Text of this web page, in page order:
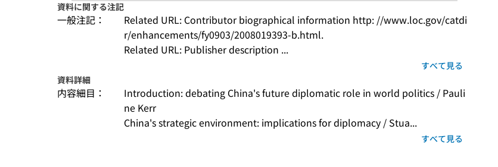
資料に関する注記
一般注記：
Related URL: Contributor biographical information http: //www.loc.gov/catdi
r/enhancements/fy0903/2008019393-b.html.
Related URL: Publisher description ...
すべて見る
資料詳細
内容細目：
Introduction: debating China's future diplomatic role in world politics / Pauli
ne Kerr
China's strategic environment: implications for diplomacy / Stua...
すべて見る